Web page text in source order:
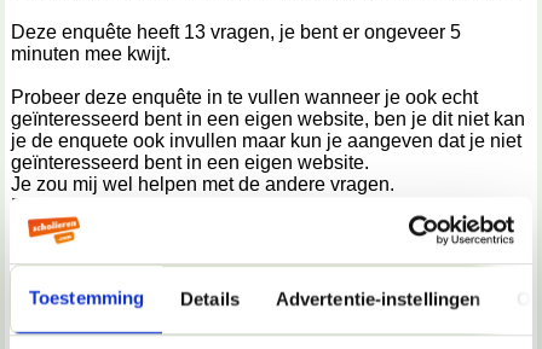
Toestemming Details Advertentie-instellingen
Deze enquête heeft 13 vragen, je bent er ongeveer 5
minuten mee kwijt.
Probeer deze enquête in te vullen wanneer je ook echt
geïnteresseerd bent in een eigen website, ben je dit niet kan
je de enquete ook invullen maar kun je aangeven dat je niet
geïnteresseerd bent in een eigen website.
Je zou mij wel helpen met de andere vragen.
Denk bij het invullen van de vragen over hoe je wilt dat de
website eruit zou zien niet aan hoeveel iets zou kosten, denk
je maar in dat je de website gratis zou krijgen.
#Zo krijg ik goede antwoorden waarmee ik aan de slag kan.
>>>>Vul deze enquête alleen in als je 16 jaar en ouder bent
en serieus kunt zijn <<<<<